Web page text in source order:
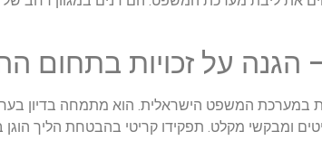
הגנה על זכויות בתחום
במערכת המשפט הישראלית. הוא מתמחה בדיון
ומבקשי מקלט. תפקידו קריטי בהבטחת הליך הוגן